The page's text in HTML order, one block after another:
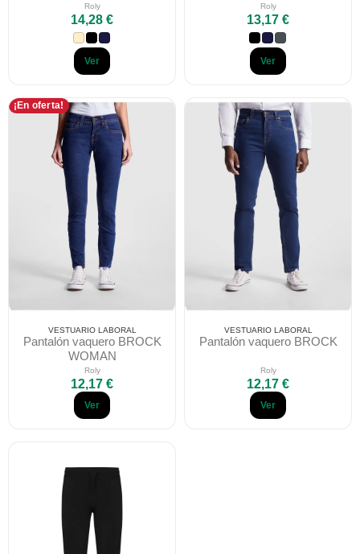
Roly
14,28 €
Ver
Roly
13,17 €
Ver
¡En oferta!
VESTUARIO LABORAL
Pantalón vaquero BROCK
WOMAN
Roly
12,17 €
Ver
VESTUARIO LABORAL
Pantalón vaquero BROCK
Roly
12,17 €
Ver